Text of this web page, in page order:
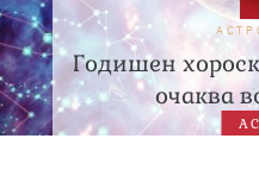
Годишен
очаква